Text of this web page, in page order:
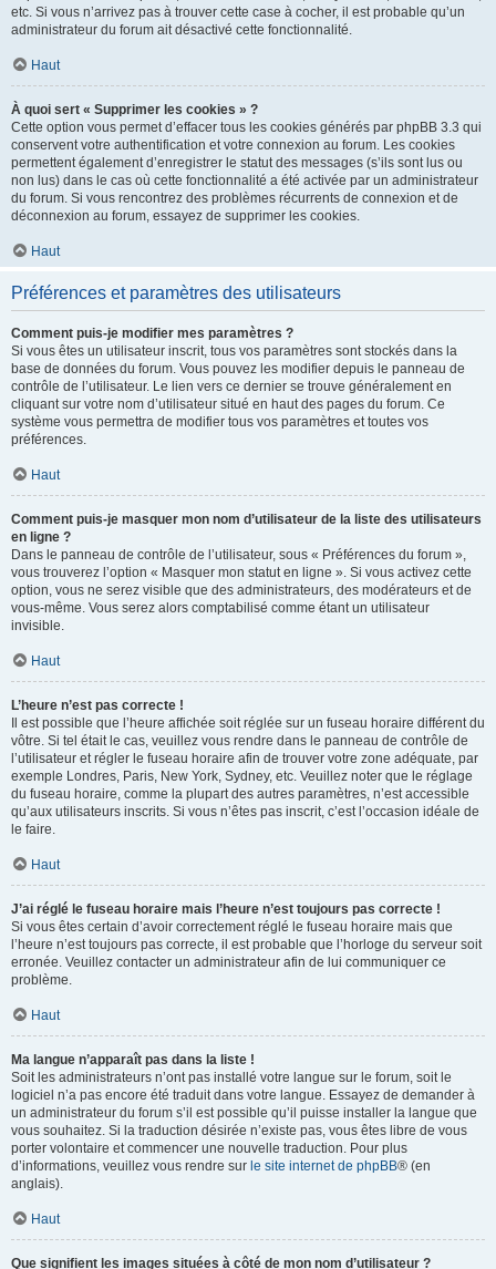
etc. Si vous n’arrivez pas à trouver cette case à cocher, il est probable qu’un
administrateur du forum ait désactivé cette fonctionnalité.
Haut
À quoi sert « Supprimer les cookies » ?
Cette option vous permet d’effacer tous les cookies générés par phpBB 3.3 qui
conservent votre authentification et votre connexion au forum. Les cookies
permettent également d’enregistrer le statut des messages (s’ils sont lus ou
non lus) dans le cas où cette fonctionnalité a été activée par un administrateur
du forum. Si vous rencontrez des problèmes récurrents de connexion et de
déconnexion au forum, essayez de supprimer les cookies.
Haut
Préférences et paramètres des utilisateurs
Comment puis-je modifier mes paramètres ?
Si vous êtes un utilisateur inscrit, tous vos paramètres sont stockés dans la
base de données du forum. Vous pouvez les modifier depuis le panneau de
contrôle de l’utilisateur. Le lien vers ce dernier se trouve généralement en
cliquant sur votre nom d’utilisateur situé en haut des pages du forum. Ce
système vous permettra de modifier tous vos paramètres et toutes vos
préférences.
Haut
Comment puis-je masquer mon nom d’utilisateur de la liste des utilisateurs
en ligne ?
Dans le panneau de contrôle de l’utilisateur, sous « Préférences du forum »,
vous trouverez l’option « Masquer mon statut en ligne ». Si vous activez cette
option, vous ne serez visible que des administrateurs, des modérateurs et de
vous-même. Vous serez alors comptabilisé comme étant un utilisateur
invisible.
Haut
L’heure n’est pas correcte !
Il est possible que l’heure affichée soit réglée sur un fuseau horaire différent du
vôtre. Si tel était le cas, veuillez vous rendre dans le panneau de contrôle de
l’utilisateur et régler le fuseau horaire afin de trouver votre zone adéquate, par
exemple Londres, Paris, New York, Sydney, etc. Veuillez noter que le réglage
du fuseau horaire, comme la plupart des autres paramètres, n’est accessible
qu’aux utilisateurs inscrits. Si vous n’êtes pas inscrit, c’est l’occasion idéale de
le faire.
Haut
J’ai réglé le fuseau horaire mais l’heure n’est toujours pas correcte !
Si vous êtes certain d’avoir correctement réglé le fuseau horaire mais que
l’heure n’est toujours pas correcte, il est probable que l’horloge du serveur soit
erronée. Veuillez contacter un administrateur afin de lui communiquer ce
problème.
Haut
Ma langue n’apparaît pas dans la liste !
Soit les administrateurs n’ont pas installé votre langue sur le forum, soit le
logiciel n’a pas encore été traduit dans votre langue. Essayez de demander à
un administrateur du forum s’il est possible qu’il puisse installer la langue que
vous souhaitez. Si la traduction désirée n’existe pas, vous êtes libre de vous
porter volontaire et commencer une nouvelle traduction. Pour plus
d’informations, veuillez vous rendre sur le site internet de phpBB® (en
anglais).
Haut
Que signifient les images situées à côté de mon nom d’utilisateur ?